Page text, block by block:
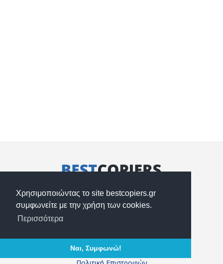
Χρησιμοποιώντας το site bestcopiers.gr
συμφωνείτε με την χρήση των cookies.
Περισσότερα
Ναι, Συμφωνώ!
Κασταμονής & Ακριτών 49, Νέα Ιωνία 14235
2102754880, 2102754900
Τρόποι Αποστολής
Τρόποι Πληρωμής